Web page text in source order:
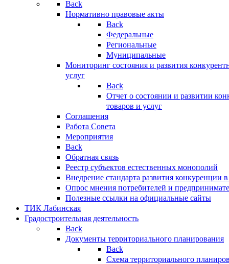
Back
Нормативно правовые акты
Back
Федеральные
Региональные
Муниципальные
Мониторинг состояния и развития
услуг
Back
Отчет о состоянии и развитии
товаров и услуг
Соглашения
Работа Совета
Мероприятия
Back
Обратная связь
Реестр субъектов естественных монополий
Внедрение стандарта развития конкуренции
Опрос мнения потребителей и
Полезные ссылки на официальные сайты
ТИК Лабинская
Градостроительная деятельность
Back
Документы территориального планирования
Back
Схема территориального